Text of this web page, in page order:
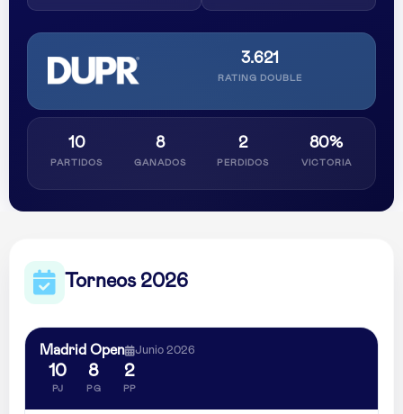
3.621
RATING DOUBLE
10
PARTIDOS
8
GANADOS
2
PERDIDOS
80%
VICTORIA
Torneos 2026
Madrid Open Junio 2026
10
PJ
8
PG
2
PP